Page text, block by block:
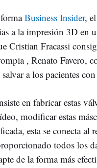
Business Insider,
a la impresión 3D
Cristian Fracassi
, Renato Favero,
a los pacientes
en fabricar estas
modificar estas
esta se conecta al
todos los
de la forma más